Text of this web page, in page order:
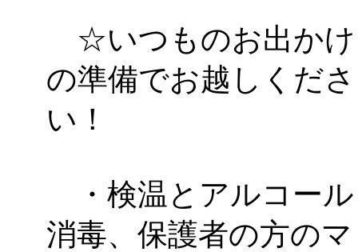
☆いつものお出かけ
の準備でお越しくださ
い！
・検温とアルコール
消毒、保護者の方のマ